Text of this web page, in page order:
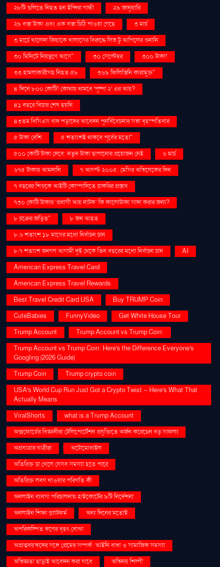
২৮টি গুলিতে নিহত হন ইন্দিরা গান্ধী
২৯ জানুয়ারি
২৯ বস্তা টাকা এবং এক বস্তা চিঠি পাওয়া গেছে
৩ মার্চ
৩ মার্চে খালেদা জিয়াকে খালাসের বিরুদ্ধে লিভ টু আপিলের শুনানি
৩০ মিনিটে নিয়ন্ত্রণে আসে"
৩০ সেপ্টেম্বর
৩০০ টাকা!
৩৩ হামলাকারীসহ নিহত ৫৮
৩৬৯ ফিলিস্তিনি কারামুক্ত"
৪ দিনে ৮০০ কোটি! কোথায় থামবে 'পুষ্পা ২' এর আয়?
৪১ বছরে বিচার শেষ হয়নি
৪৩তম বিসিএস বাদ পড়াদের আবেদন পুনর্বিবেচনার সভা বৃহস্পতিবার
৫ টাকা বেশি
৫ শতাংশই থাকবে পূর্বের মতো"
৫০০ কোটি টাকা দেবে: নতুন টাকা ছাপানোর প্রয়োজন নেই
৬ মার্চ
৬৭৫ টাকায় আমদানি
৭ আগস্ট ২০০৫: মেসির অভিষেকের দিন
৭ বছরের শিশুকে আইটি কোম্পানিতে চাকরির প্রস্তাব
৭৩০ কোটি টাকার ‘প্রবাসী আয় নাটক’ কি কালোটাকা সাদা করার জন্য?
৮ চক্রের জড়িত"
৮ জন আহত
৮.৬ শতাংশ ১৮ মাসের মধ্যে নির্বাচন চান
৮.৭ শতাংশ জনগণ আগামী দুই থেকে তিন বছরের মধ্যে নির্বাচন চান
AI
American Express Travel Card
American Express Travel Rewards
Best Travel Credit Card USA
Buy TRUMP Coin
CuteBabies
FunnyVideo
Get White House Tour
Trump Account
Trump Account vs Trump Coin:
Trump Account vs Trump Coin: Here's the Difference Everyone's
Googling (2026 Guide)
Trump Coin
Trump crypto coin
USA's World Cup Run Just Got a Crypto Twist — Here's What That
Actually Means
ViralShorts
what is a Trump Account
অক্সফোর্ডের বিজ্ঞানীরা টেলিপোর্টেশন প্রযুক্তিতে অর্জন করেছেন বড় সাফল্য
অগ্রযাত্রার যাত্রীরা
অটোমোবাইল
অতিরিক্ত চা খেলে যেসব সমস্যা হতে পারে
অতিরিক্ত লবণ খাওয়ার পরিণতি কী
অনলাইন ব্যবসা পরিচালনায় হাইকোর্টের ৯টি নির্দেশনা
অনলাইন শিক্ষা প্ল্যাটফর্ম
অন্য দিনের মতোই
অপরিকল্পিত ঋণের বৃহৎ বোঝা
অপ্রাপ্তবয়স্কদের সঙ্গে প্রেমের সম্পর্ক: আইনি বাধা ও সামাজিক সমস্যা
অভিজ্ঞতা ছাড়াই আবেদন করা যাবে
অভিনয় শিল্পী